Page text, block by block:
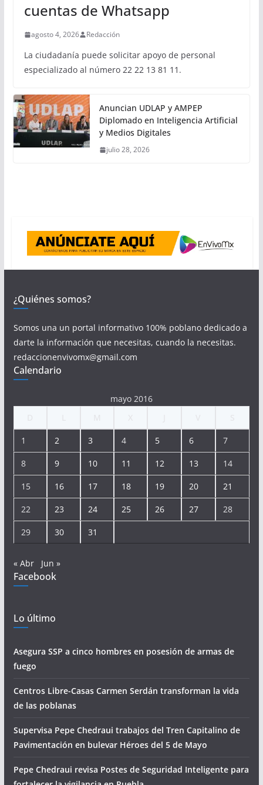
cuentas de Whatsapp
agosto 4, 2026 Redacción
La ciudadanía puede solicitar apoyo de personal
especializado al número 22 22 13 81 11.
Anuncian UDLAP y AMPEP
Diplomado en Inteligencia Artificial
y Medios Digitales
julio 28, 2026
¿Quiénes somos?
Somos una un portal informativo 100% poblano dedicado a
darte la información que necesitas, cuando la necesitas.
redaccionenvivomx@gmail.com
Calendario
mayo 2016
1 2 3 4 5 6 7
8 9 10 11 12 13 14
15 16 17 18 19 20 21
22 23 24 25 26 27 28
29 30 31
« Abr Jun »
Facebook
Lo último
Asegura SSP a cinco hombres en posesión de armas de
fuego
Centros Libre-Casas Carmen Serdán transforman la vida
de las poblanas
Supervisa Pepe Chedraui trabajos del Tren Capitalino de
Pavimentación en bulevar Héroes del 5 de Mayo
Pepe Chedraui revisa Postes de Seguridad Inteligente para